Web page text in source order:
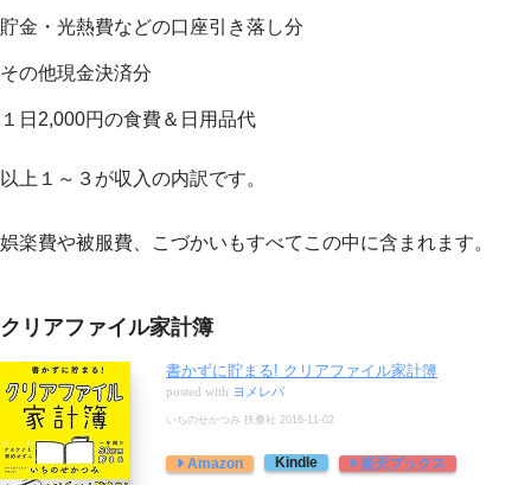
貯金・光熱費などの口座引き落し分
その他現金決済分
１日2,000円の食費＆日用品代
以上１～３が収入の内訳です。
娯楽費や被服費、こづかいもすべてこの中に含まれます。
クリアファイル家計簿
書かずに貯まる! クリアファイル家計簿
posted with ヨメレバ
いちのせかつみ 扶桑社 2016-11-02
Amazon Kindle 楽天ブックス